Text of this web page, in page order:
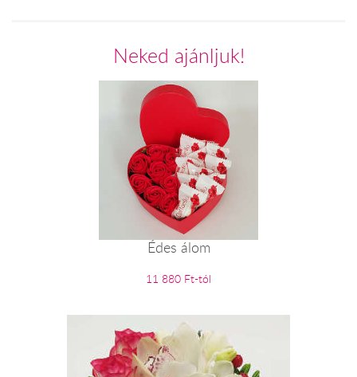
Neked ajánljuk!
Édes álom
11 880 Ft-tól